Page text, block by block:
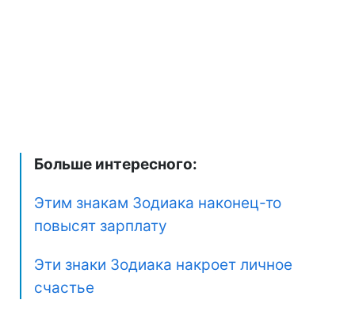
Больше интересного:
Этим знакам Зодиака наконец-то
повысят зарплату
Эти знаки Зодиака накроет личное
счастье